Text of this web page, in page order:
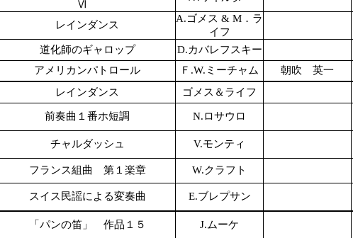
Ⅵ
レインダンス
A.ゴメス & M．ラ
イフ
道化師のギャロップ D.カバレフスキー
アメリカンパトロール Ｆ.W.ミーチャム 朝吹 英一
レインダンス ゴメス＆ライフ
前奏曲１番ホ短調 N.ロサウロ
チャルダッシュ V.モンティ
フランス組曲 第１楽章 W.クラフト
スイス民謡による変奏曲 E.ブレプサン
「パンの笛」 作品１５ J.ムーケ